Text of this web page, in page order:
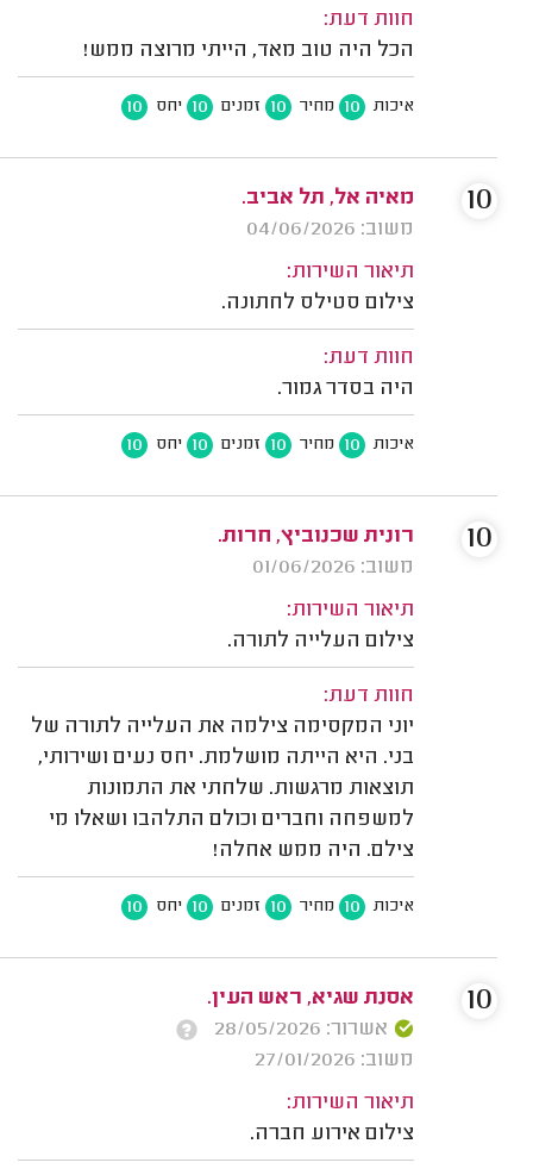
חוות דעת:
הכל היה טוב מאד, הייתי מרוצה ממש!
איכות 10 מחיר 10 זמנים 10 יחס 10
מאיה אל, תל אביב.
משוב: 04/06/2026
תיאור השירות:
צילום סטילס לחתונה.
חוות דעת:
היה בסדר גמור.
איכות 10 מחיר 10 זמנים 10 יחס 10
10
רונית שכנוביץ, חרות.
משוב: 01/06/2026
תיאור השירות:
צילום העלייה לתורה.
חוות דעת:
יוני המקסימה צילמה את העלייה לתורה של
בני. היא הייתה מושלמת. יחס נעים ושירותי,
תוצאות מרגשות. שלחתי את התמונות
למשפחה וחברים וכולם התלהבו ושאלו מי
צילם. היה ממש אחלה!
איכות 10 מחיר 10 זמנים 10 יחס 10
10
אסנת שגיא, ראש העין.
אשרור: 28/05/2026
משוב: 27/01/2026
תיאור השירות:
צילום אירוע חברה.
10